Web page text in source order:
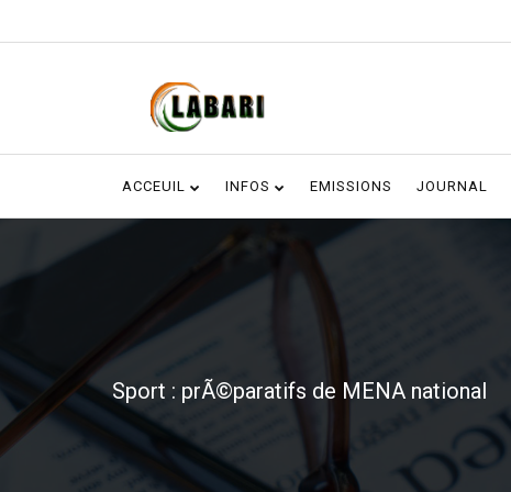
ACCEUIL INFOS EMISSIONS JOURNAL
Sport : prÃ©paratifs de MENA national